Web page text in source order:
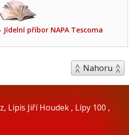
příbor NAPA Tescoma
Nahoru
, Lipis Jiří Houdek , Lípy 100 ,